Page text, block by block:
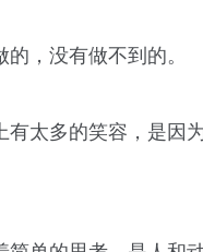
，没有做不到的。
有太多的笑容，是因